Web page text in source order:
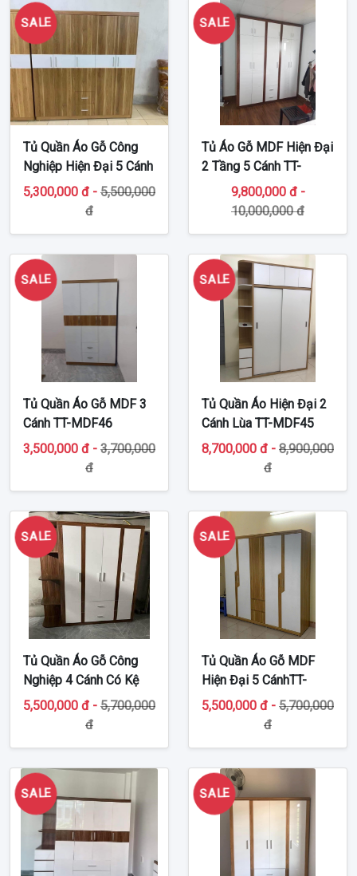
SALE
Tủ Quần Áo Gỗ Công
Nghiệp Hiện Đại 5 Cánh
TT-MDF51
5,300,000 đ - 5,500,000
đ
SALE
Tủ Áo Gỗ MDF Hiện Đại
2 Tầng 5 Cánh TT-
MDF499,800,000 đ -
10,000,000 đ
SALE
Tủ Quần Áo Gỗ MDF 3
Cánh TT-MDF46
3,500,000 đ - 3,700,000
đ
SALE
Tủ Quần Áo Hiện Đại 2
Cánh Lùa TT-MDF45
8,700,000 đ - 8,900,000
đ
SALE
Tủ Quần Áo Gỗ Công
Nghiệp 4 Cánh Có Kệ
Góc TT-MDF43
5,500,000 đ - 5,700,000
đ
SALE
Tủ Quần Áo Gỗ MDF
Hiện Đại 5 CánhTT-
MDF41
5,500,000 đ - 5,700,000
đ
SALE SALE